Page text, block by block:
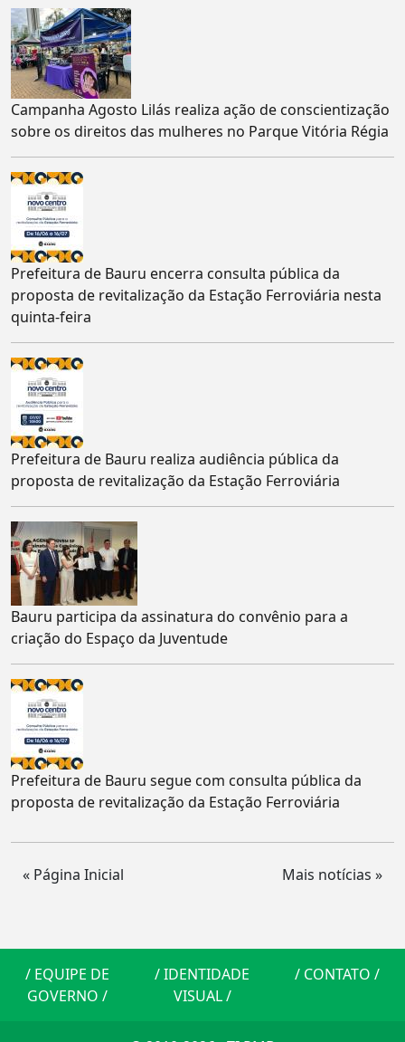
Campanha Agosto Lilás realiza ação de conscientização
sobre os direitos das mulheres no Parque Vitória Régia
Prefeitura de Bauru encerra consulta pública da
proposta de revitalização da Estação Ferroviária nesta
quinta-feira
Prefeitura de Bauru realiza audiência pública da
proposta de revitalização da Estação Ferroviária
Bauru participa da assinatura do convênio para a
criação do Espaço da Juventude
Prefeitura de Bauru segue com consulta pública da
proposta de revitalização da Estação Ferroviária
« Página Inicial Mais notícias »
/ EQUIPE DE
GOVERNO /
/IDENTIDADE
VISUAL/
/ CONTATO /